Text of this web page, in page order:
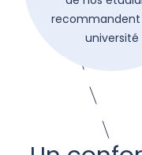
université